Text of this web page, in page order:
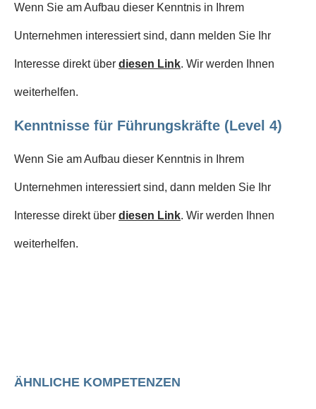
Wenn Sie am Aufbau dieser Kenntnis in Ihrem
Unternehmen interessiert sind, dann melden Sie Ihr
Interesse direkt über diesen Link. Wir werden Ihnen
weiterhelfen.
Kenntnisse für Führungskräfte (Level 4)
Wenn Sie am Aufbau dieser Kenntnis in Ihrem
Unternehmen interessiert sind, dann melden Sie Ihr
Interesse direkt über diesen Link. Wir werden Ihnen
weiterhelfen.
ÄHNLICHE KOMPETENZEN